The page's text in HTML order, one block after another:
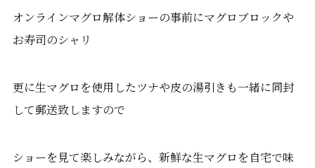
オンラインマグロ解体ショーの事前にマグロブロックや
お寿司のシャリ
更に生マグロを使用したツナや皮の湯引きも一緒に同封
して郵送致しますので
ショーを見て楽しみながら、新鮮な生マグロを自宅で味